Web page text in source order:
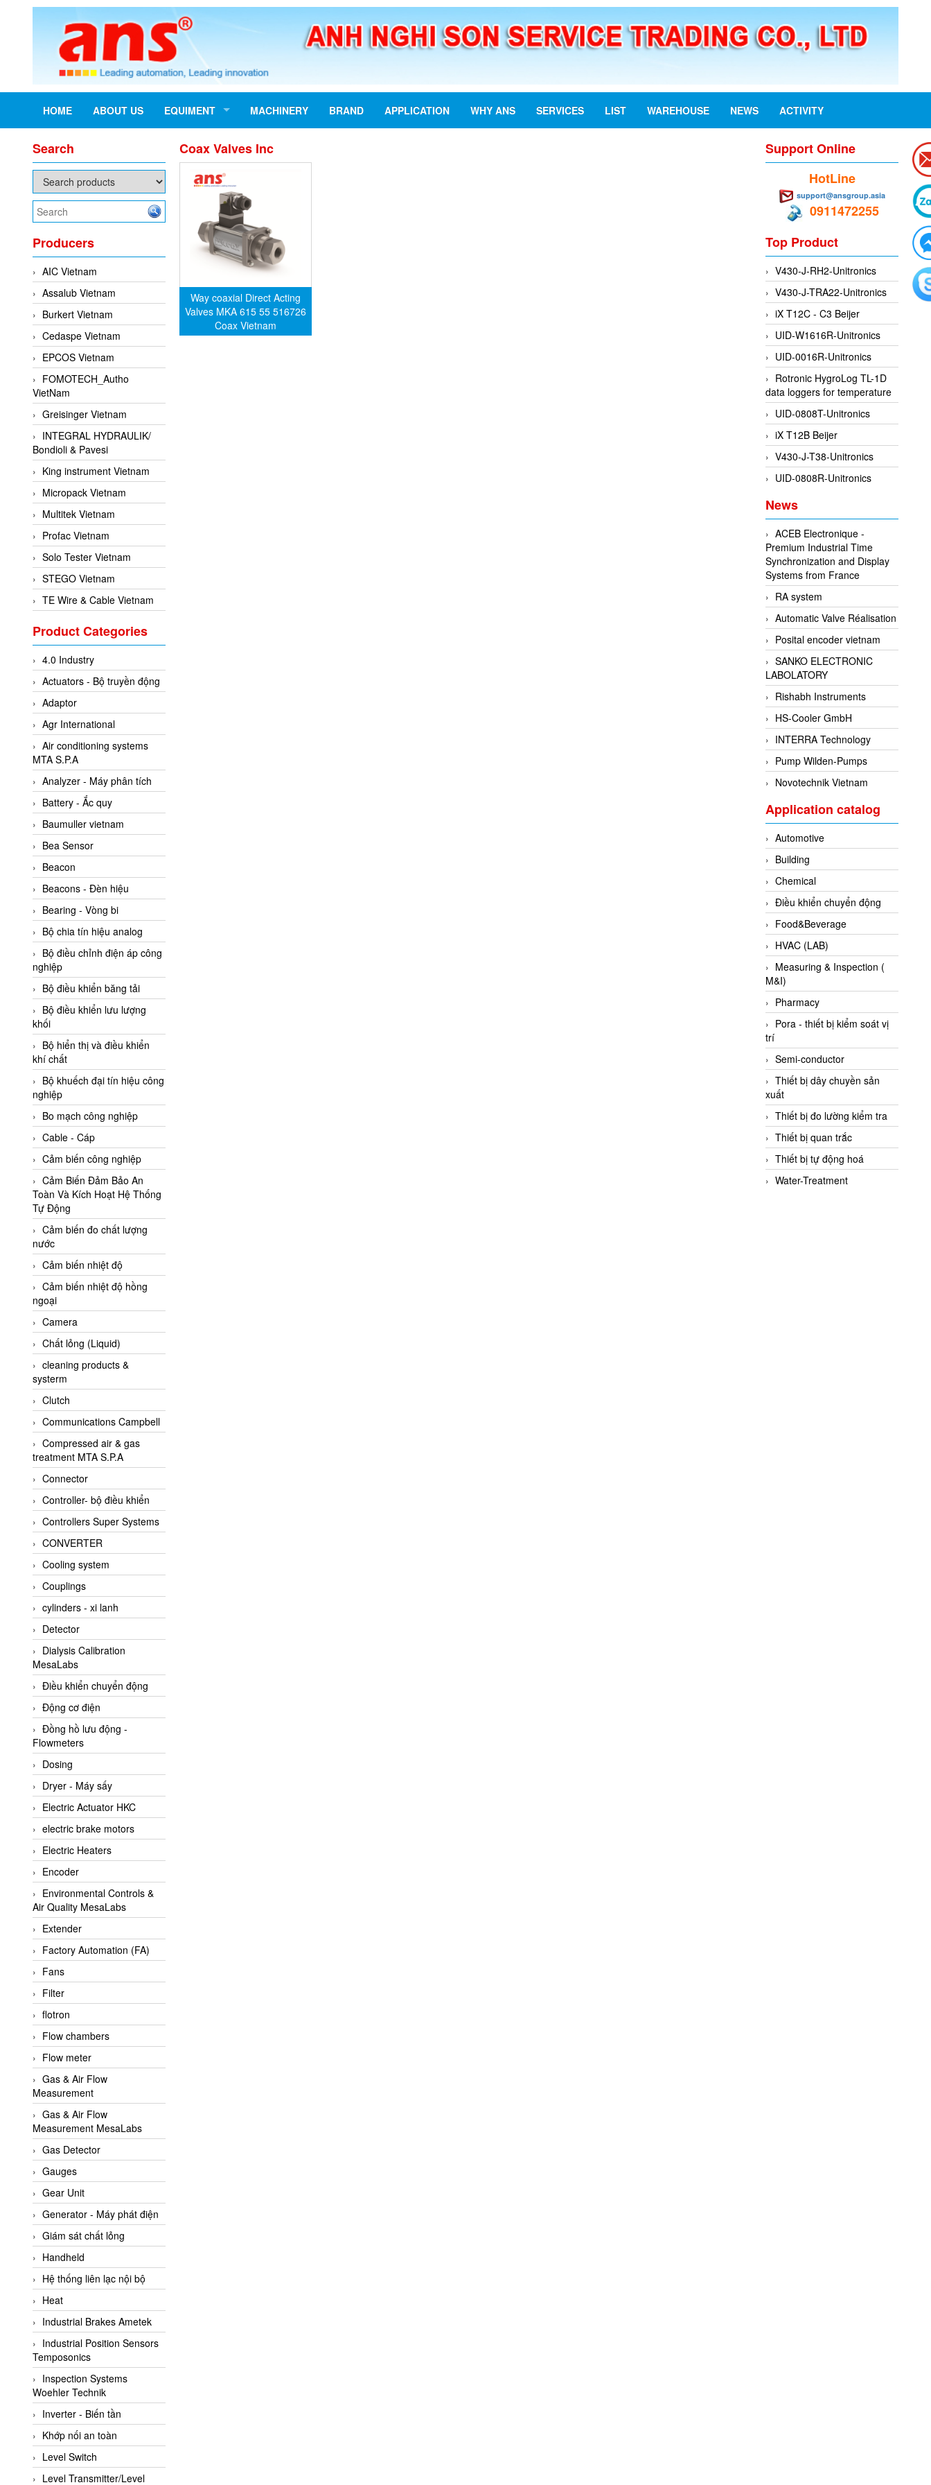
HOME ABOUT US EQUIMENT MACHINERY BRAND APPLICATION WHY ANS SERVICES LIST WAREHOUSE NEWS ACTIVITY
Search
Producers
AIC Vietnam
Assalub Vietnam
Burkert Vietnam
Cedaspe Vietnam
EPCOS Vietnam
FOMOTECH_Autho
VietNam
Greisinger Vietnam
INTEGRAL HYDRAULIK/
Bondioli & Pavesi
King instrument Vietnam
Micropack Vietnam
Multitek Vietnam
Profac Vietnam
Solo Tester Vietnam
STEGO Vietnam
TE Wire & Cable Vietnam
Woodward Vietnam
3CTEST Vietnam
4B VietNam Vietnam
ABB Vietnam
AC Infinity Vietnam
AC&E Telecommunications
AC&T Vietnam
Accepta Vietnam
ACCUMAC Vietnam
AccuWeb Vietnam
Acey
ACOEM Vietnam
ADCA Vietnam
ADFweb Vietnam
Adler Vietnam
Ados Vietnam
Advanced Energy Vietnam
Advantech Vietnam
Agate Vietnam
AGR International Vietnam
Aichi Tokei Denki Vietnam
Aii Vietnam
AIKOH
AINUO Vietnam
AIR MAJOR
Aira Euro Automation
Airtac Vietnam
Airtec Vietnam
AI-Tek Vietnam
Akerstroms Viet Nam
AKO Armaturen &
Separationstechnik
AKO Armaturen &
Separationstechnik Vietnam
AKUSENSE
ALA OFFICINE SPA
Albrecht-Automatik Viet
Nam
Allen Bradley Vietnam
Alpha Moisture Vietnam
Alpha-Achem Vietnam
Alphino
ALRE-IT Vietnam
Altech
Amarillo Gear
Ametek
AMPTRON Vietnam
AND Vietnam
ANDERSON-NEGELE
ANDILOG Technologies
Vietnam
Anritsu
ANTEC S.A
Antico pumps
Anybus/ HMS
AOBEN
Apex Dynamics Vietnam
Apex Dynamics Vietnam
Apiste
APLISENS VietNam
Apollo Fire
Appleton
AQ Matic
Aqualabo Vietnam
Aquametro
ARCA Regler
Arcos Hydraulik
Ardetem-Sfere-Vietnam
Argal
AS ENERGI
ASCO CO2
Asker
AT2E
ATC Pneumatic
ATEX System
ATI - IA
ATI (Analytical Technology
Inc)
Atos
Atrax
Auma
Autec
Auto Flow
Automatic valve
Aventics
Avproglobal
Axiomtek
AZBIL
Product Categories
4.0 Industry
Actuators - Bộ truyền động
Adaptor
Agr International
Air conditioning systems
MTA S.P.A
Analyzer - Máy phân tích
Battery - Ắc quy
Baumuller vietnam
Bea Sensor
Beacon
Beacons - Đèn hiệu
Bearing - Vòng bi
Bộ chia tín hiệu analog
Bộ điều chỉnh điện áp công
nghiệp
Bộ điều khiển băng tải
Bộ điều khiển lưu lượng
khối
Bộ hiển thị và điều khiển
khí chất
Bộ khuếch đại tín hiệu công
nghiệp
Bo mạch công nghiệp
Cable - Cáp
Cảm biến công nghiệp
Cảm Biến Đảm Bảo An
Toàn Và Kích Hoạt Hệ Thống
Tự Động
Cảm biến đo chất lượng
nước
Cảm biến nhiệt độ
Cảm biến nhiệt độ hồng
ngoại
Camera
Chất lỏng (Liquid)
cleaning products &
systerm
Clutch
Communications Campbell
Compressed air & gas
treatment MTA S.P.A
Connector
Controller- bộ điều khiển
Controllers Super Systems
CONVERTER
Cooling system
Couplings
cylinders - xi lanh
Detector
Dialysis Calibration
MesaLabs
Điều khiển chuyển động
Động cơ điện
Đồng hồ lưu động -
Flowmeters
Dosing
Dryer - Máy sấy
Electric Actuator HKC
electric brake motors
Electric Heaters
Encoder
Environmental Controls &
Air Quality MesaLabs
Extender
Factory Automation (FA)
Fans
Filter
flotron
Flow chambers
Flow meter
Gas & Air Flow
Measurement
Gas & Air Flow
Measurement MesaLabs
Gas Detector
Gauges
Gear Unit
Generator - Máy phát điện
Giám sát chất lỏng
Handheld
Hệ thống liên lạc nội bộ
Heat
Industrial Brakes Ametek
Industrial Position Sensors
Temposonics
Inspection Systems
Woehler Technik
Inverter - Biến tần
Khớp nối an toàn
Level Switch
Level Transmitter/Level
Coax Valves Inc
Way coaxial Direct Acting
Valves MKA 615 55 516726
Coax Vietnam
Support Online
HotLine
support@ansgroup.asia
0911472255
Top Product
V430-J-RH2-Unitronics
V430-J-TRA22-Unitronics
iX T12C - C3 Beijer
UID-W1616R-Unitronics
UID-0016R-Unitronics
Rotronic HygroLog TL-1D
data loggers for temperature
UID-0808T-Unitronics
iX T12B Beijer
V430-J-T38-Unitronics
UID-0808R-Unitronics
News
ACEB Electronique -
Premium Industrial Time
Synchronization and Display
Systems from France
RA system
Automatic Valve Réalisation
Posital encoder vietnam
SANKO ELECTRONIC
LABOLATORY
Rishabh Instruments
HS-Cooler GmbH
INTERRA Technology
Pump Wilden-Pumps
Novotechnik Vietnam
Application catalog
Automotive
Building
Chemical
Điều khiển chuyển động
Food&Beverage
HVAC (LAB)
Measuring & Inspection (
M&I)
Pharmacy
Pora - thiết bị kiểm soát vị
trí
Semi-conductor
Thiết bị dây chuyền sản
xuất
Thiết bị đo lường kiểm tra
Thiết bị quan trắc
Thiết bị tự động hoá
Water-Treatment